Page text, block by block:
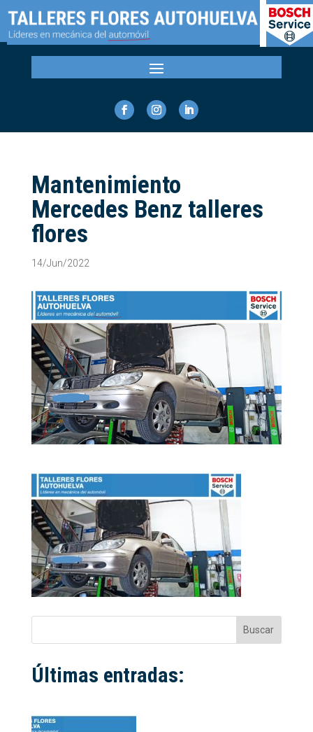
Mantenimiento
Mercedes Benz talleres
flores
14/Jun/2022
Buscar
Últimas entradas: